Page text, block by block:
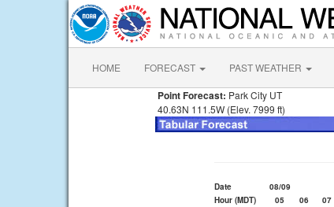
HOME FORECAST PAST WEATHER
Point Forecast: Park City UT
40.63N 111.5W (Elev. 7999 ft)
Date 08/09
Hour (MDT)
05 06 07